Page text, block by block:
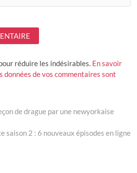
réduire les indésirables. En savoir
données de vos commentaires sont
de drague par une newyorkaise
saison 2 : 6 nouveaux épisodes en ligne